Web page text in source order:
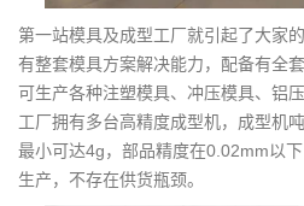
第一站模具及成型工厂就引起了大家
有整套模具方案解决能力，配备有全
可生产各种注塑模具、冲压模具、铝
工厂拥有多台高精度成型机，成型机
最小可达4g，部品精度在0.02mm以
生产，不存在供货瓶颈。